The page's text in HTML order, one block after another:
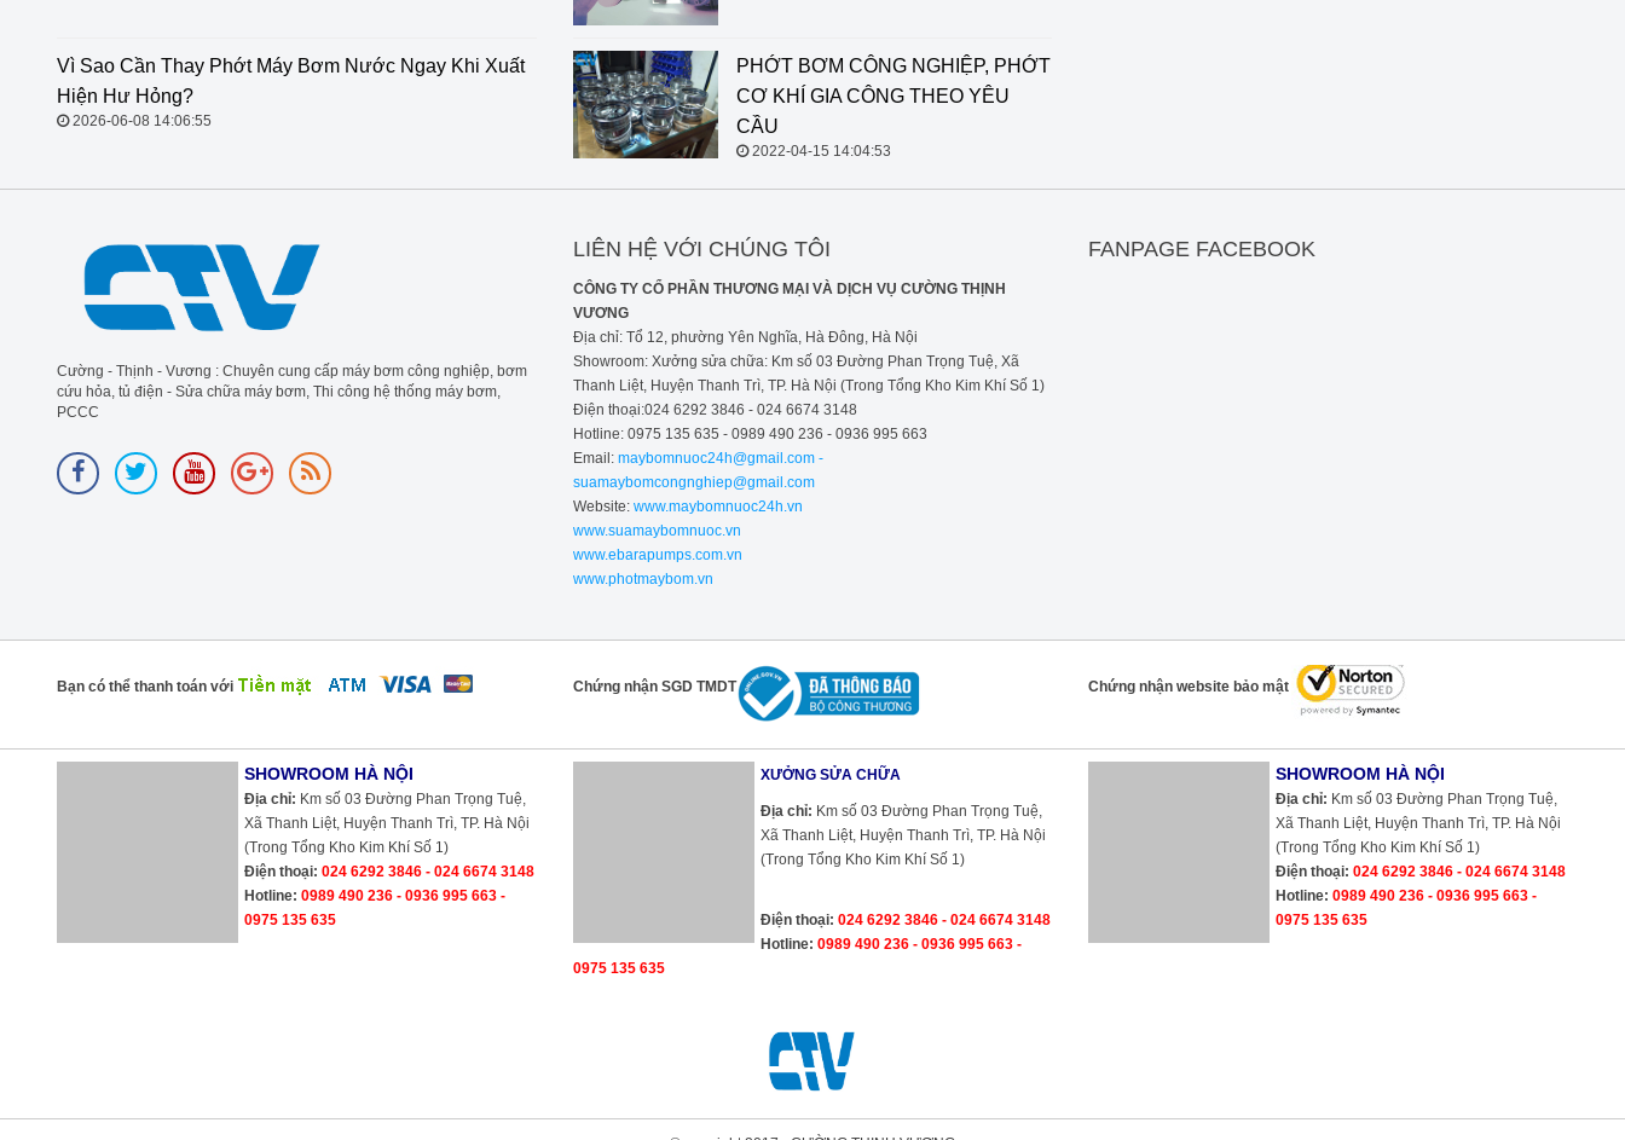
Vì Sao Cần Thay Phớt Máy Bơm
PHỚT BƠM CÔNG NGHIỆP, PHỚT
CƠ KHÍ GIA CÔNG THEO YÊU
CẦU
2022-04-15 14:04:53
Cường - Thịnh - Vương : Chuyên cung cấp máy bơm công nghiệp, bơm
cứu hỏa, tủ điện - Sửa chữa máy bơm, Thi công hệ thống máy bơm,
PCCC
LIÊN HỆ VỚI CHÚNG TÔI
CÔNG TY CỔ PHẦN THƯƠNG MẠI VÀ DỊCH VỤ CƯỜNG THỊNH
VƯƠNG
Địa chỉ: Tổ 12, phường Yên Nghĩa, Hà Đông, Hà Nội
Showroom: Xưởng sửa chữa: Km số 03 Đường Phan Trọng Tuệ, Xã
Thanh Liệt, Huyện Thanh Trì, TP. Hà Nội (Trong Tổng Kho Kim Khí Số 1)
Điện thoại:024 6292 3846 - 024 6674 3148
Hotline: 0975 135 635 - 0989 490 236 - 0936 995 663
Email: maybomnuoc24h@gmail.com -
suamaybomcongnghiep@gmail.com
Website:www.maybomnuoc24h.vn
www.suamaybomnuoc.vn
www.ebarapumps.com.vn
www.photmaybom.vn
FANPAGE FACEBOOK
Bạn có thể thanh toán với Chứng nhận SGD TMDT Chứng nhận website bảo mật
SHOWROOM HÀ NỘI
Địa chỉ: Km số 03 Đường Phan Trọng Tuệ,
Xã Thanh Liệt, Huyện Thanh Trì, TP. Hà Nội
(Trong Tổng Kho Kim Khí Số 1)
Điện thoại: 024 6292 3846 - 024 6674 3148
Hotline: 0989 490 236 - 0936 995 663 -
0975 135 635
XƯỞNG SỬA CHỮA
Địa chỉ: Km số 03 Đường Phan Trọng Tuệ,
Xã Thanh Liệt, Huyện Thanh Trì, TP. Hà Nội
(Trong Tổng Kho Kim Khí Số 1)
Điện thoại: 024 6292 3846 - 024 6674 3148
Hotline: 0989 490 236 - 0936 995 663 -
0975 135 635
SHOWROOM HÀ NỘI
Địa chỉ: Km số 03 Đường Phan Trọng Tuệ,
Xã Thanh Liệt, Huyện Thanh Trì, TP. Hà Nội
(Trong Tổng Kho Kim Khí Số 1)
Điện thoại: 024 6292 3846 - 024 6674 3148
Hotline: 0989 490 236 - 0936 995 663 -
0975 135 635
8.8/10 6868Phiếu Bầu